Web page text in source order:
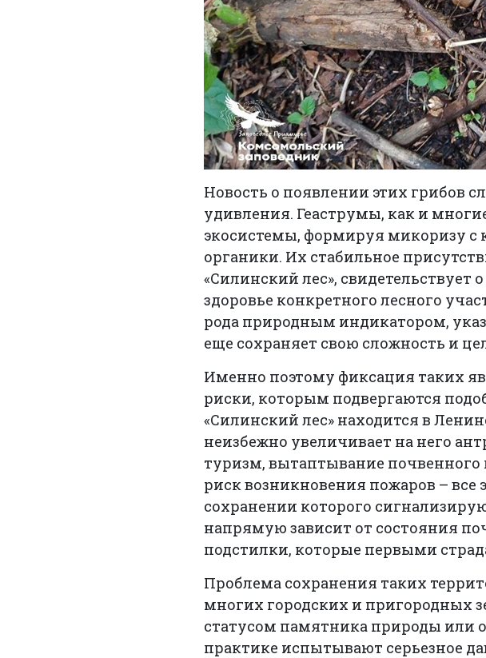
Новость о появлении этих грибов
удивления. Геаструмы, как и
экосистемы, формируя микоризу с
органики. Их стабильное
«Силинский лес»,
здоровье конкретного лесного
рода природным индикатором,
еще сохраняет свою сложность и
Именно поэтому фиксация таких
риски, которым подвергаются
«Силинский лес» находится в
неизбежно увеличивает на него
туризм, вытаптывание
риск возникновения пожаров – все
сохранении которого
напрямую зависит от состояния
подстилки, которые первыми
Проблема сохранения таких
многих городских и пригородных
статусом памятника природы или
практике испытывают серьезное